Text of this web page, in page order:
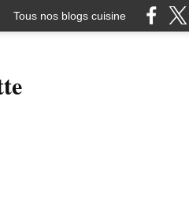
Tous nos blogs cuisine